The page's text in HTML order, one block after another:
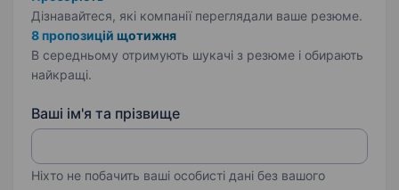
Дізнавайтеся, які компанії переглядали ваше резюме.
8 пропозицій щотижня
В середньому отримують шукачі з резюме і обирають
найкращі.
Ваші ім'я та прізвище
Ніхто не побачить ваші особисті дані без вашого